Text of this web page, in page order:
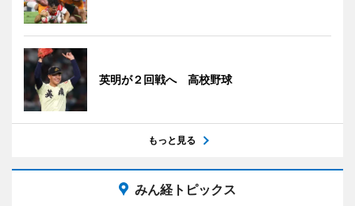
英明が２回戦へ 高校野球
もっと見る
みん経トピックス